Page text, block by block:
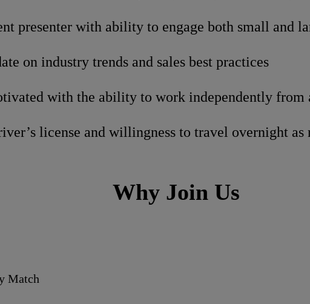
presenter with ability to engage both small and
on industry trends and sales best practices
with the ability to work independently from
license and willingness to travel overnight as
Why Join Us
Match